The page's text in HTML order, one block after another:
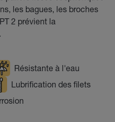
les bagues, les broches
2 prévient la
Résistante à l'eau
Lubrification des filets